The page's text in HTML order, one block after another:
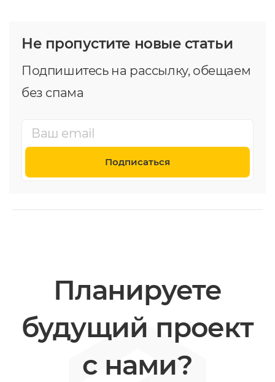
Не пропустите новые статьи
Подпишитесь на рассылку, обещаем
без спама
Подписаться
Планируете
будущий проект
с нами?